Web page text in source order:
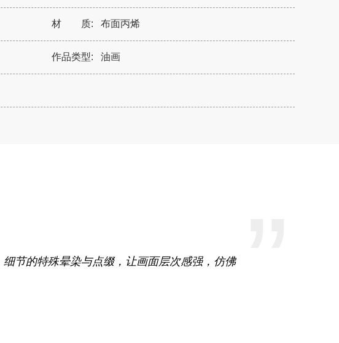
材 质: 布面丙烯
作品类型: 油画
节的特殊晕染与点缀，让画面层次感强，仿佛